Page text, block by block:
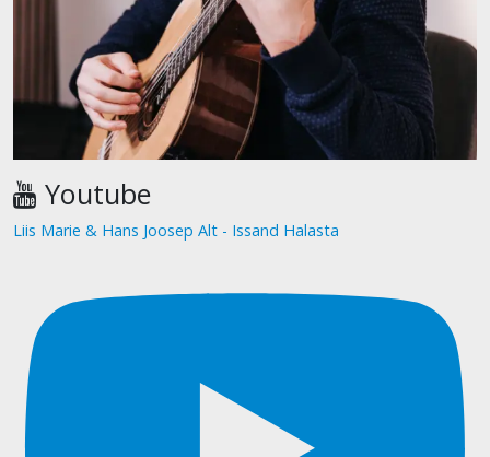
Youtube
Liis Marie & Hans Joosep Alt - Issand Halasta